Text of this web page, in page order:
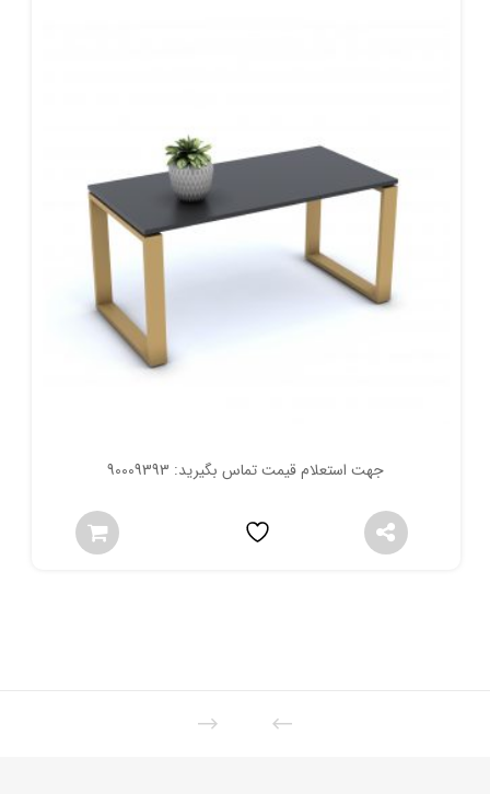
جهت استعلام قیمت تماس بگیرید: 90009393